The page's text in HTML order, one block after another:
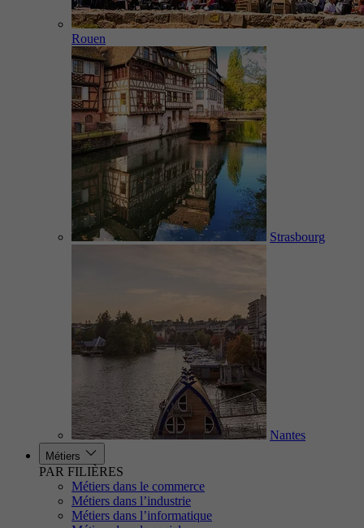
Rouen
Strasbourg
Nantes
Métiers
PAR FILIÈRES
Métiers dans le commerce
Métiers dans l’industrie
Métiers dans l’informatique